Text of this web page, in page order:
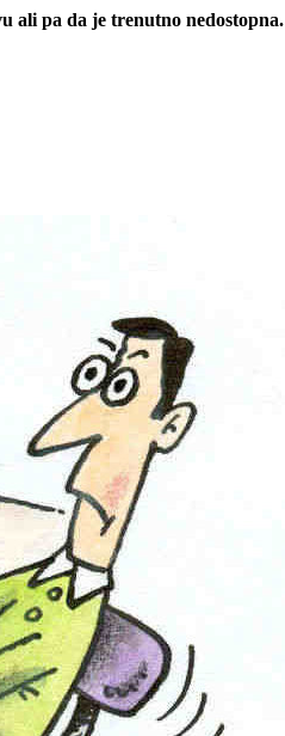
ali pa da je trenutno nedostopna.